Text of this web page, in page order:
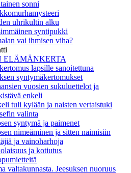
sonni
uhrikultin alku
syntipukki
vai ihmisen viha?
ELÄMÄNKERTA
lapsille sanoitettuna
syntymäkertomukset
vuosien sukuluettelot ja
enkeli
tuli kylään ja naisten vertaistuki
valinta
syntymä ja paimenet
nimeäminen ja sitten naimisiin
ja vainoharhoja
ja kotiutus
valtakunnasta. Jeesuksen nuoruus